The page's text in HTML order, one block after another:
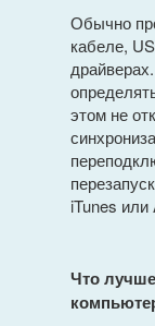
Обычно
кабеле,
этом не
iTunes или
Что